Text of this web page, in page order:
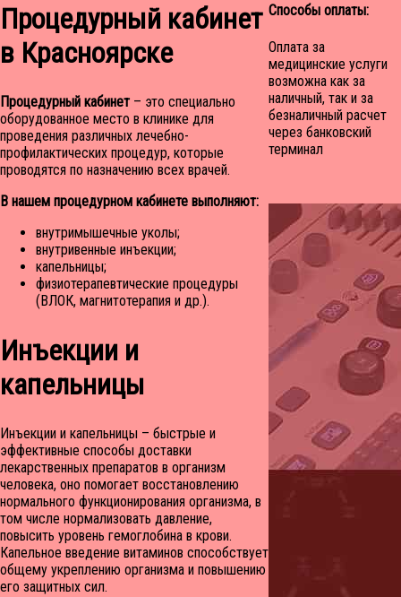
Процедурный кабинет
в Красноярске
Процедурный кабинет – это специально
оборудованное место в клинике для
проведения различных лечебно-
профилактических процедур, которые
проводятся по назначению всех врачей.
В нашем процедурном кабинете выполняют:
внутримышечные уколы;
внутривенные инъекции;
капельницы;
физиотерапевтические процедуры
(ВЛОК, магнитотерапия и др.).
Инъекции и
капельницы
Инъекции и капельницы – быстрые и
эффективные способы доставки
лекарственных препаратов в организм
человека, оно помогает восстановлению
нормального функционирования организма, в
том числе нормализовать давление,
повысить уровень гемоглобина в крови.
Капельное введение витаминов способствует
общему укреплению организма и повышению
его защитных сил.
Способы оплаты:
Оплата за
медицинские услуги
возможна как за
наличный, так и за
безналичный расчет
через банковский
терминал